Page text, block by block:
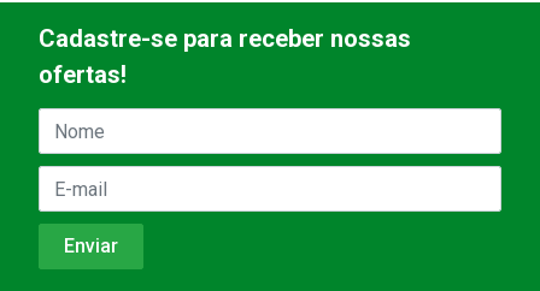
Cadastre-se para receber nossas
ofertas!